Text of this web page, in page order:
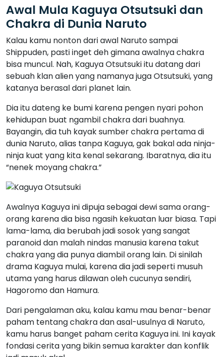
Awal Mula Kaguya Otsutsuki dan
Chakra di Dunia Naruto
Kalau kamu nonton dari awal Naruto sampai
Shippuden, pasti inget deh gimana awalnya chakra
bisa muncul. Nah, Kaguya Otsutsuki itu datang dari
sebuah klan alien yang namanya juga Otsutsuki, yang
katanya berasal dari planet lain.
Dia itu dateng ke bumi karena pengen nyari pohon
kehidupan buat ngambil chakra dari buahnya.
Bayangin, dia tuh kayak sumber chakra pertama di
dunia Naruto, alias tanpa Kaguya, gak bakal ada ninja-
ninja kuat yang kita kenal sekarang. Ibaratnya, dia itu
“nenek moyang chakra.”
Awalnya Kaguya ini dipuja sebagai dewi sama orang-
orang karena dia bisa ngasih kekuatan luar biasa. Tapi
lama-lama, dia berubah jadi sosok yang sangat
paranoid dan malah nindas manusia karena takut
chakra yang dia punya diambil orang lain. Di sinilah
drama Kaguya mulai, karena dia jadi seperti musuh
utama yang harus dilawan oleh cucunya sendiri,
Hagoromo dan Hamura.
Dari pengalaman aku, kalau kamu mau benar-benar
paham tentang chakra dan asal-usulnya di Naruto,
kamu harus banget paham cerita Kaguya ini. Ini kayak
fondasi cerita yang bikin semua karakter dan konflik